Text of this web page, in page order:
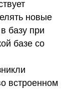
новые
базу при
базе со
встроенном